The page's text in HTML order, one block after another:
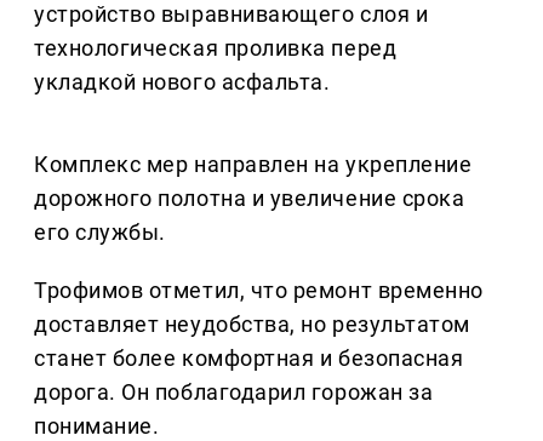
устройство выравнивающего слоя и
технологическая проливка перед
укладкой нового асфальта.
Комплекс мер направлен на укрепление
дорожного полотна и увеличение срока
его службы.
Трофимов отметил, что ремонт временно
доставляет неудобства, но результатом
станет более комфортная и безопасная
дорога. Он поблагодарил горожан за
понимание.